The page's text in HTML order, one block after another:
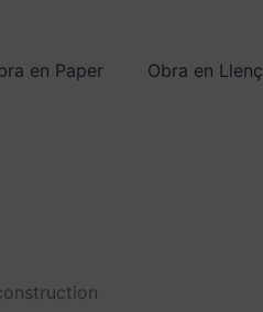
en Paper Obra en Llenç